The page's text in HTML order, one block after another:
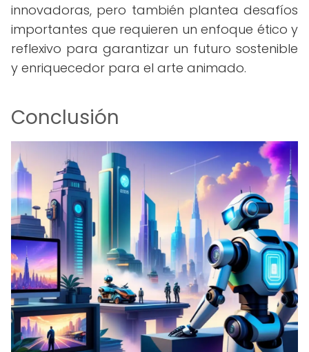
innovadoras, pero también plantea desafíos
importantes que requieren un enfoque ético y
reflexivo para garantizar un futuro sostenible
y enriquecedor para el arte animado.
Conclusión